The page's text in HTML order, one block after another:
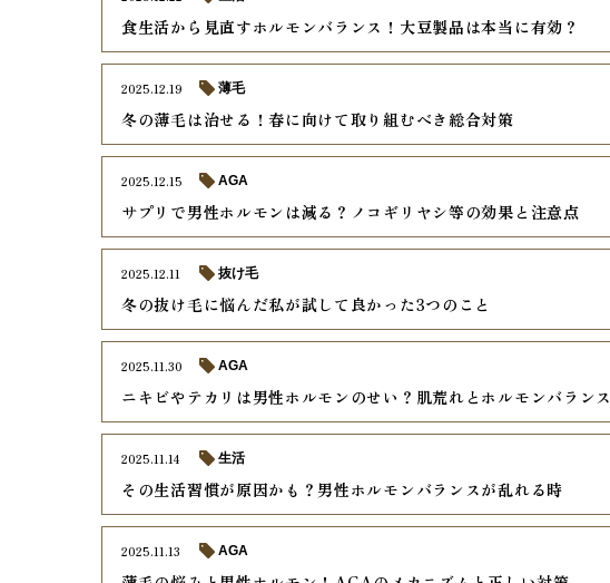
食生活から見直すホルモンバランス！大豆製品は本当に有効？
冬の薄毛は治せる！春に向けて取り組むべき総合対策
2025.12.19 薄毛
サプリで男性ホルモンは減る？ノコギリヤシ等の効果と注意点
2025.12.15 AGA
冬の抜け毛に悩んだ私が試して良かった3つのこと
2025.12.11 抜け毛
ニキビやテカリは男性ホルモンのせい？肌荒れとホルモンバランス
2025.11.30 AGA
その生活習慣が原因かも？男性ホルモンバランスが乱れる時
2025.11.14 生活
2025.11.13 AGA